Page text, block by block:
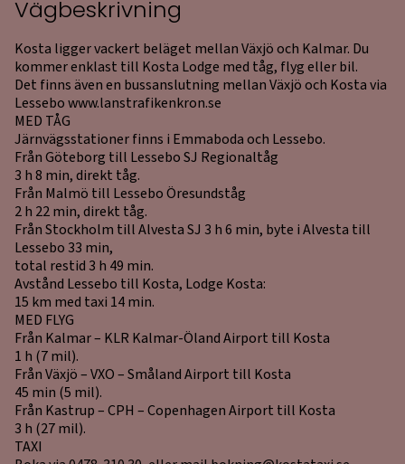
Vägbeskrivning
Kosta ligger vackert beläget mellan Växjö och Kalmar. Du
kommer enklast till Kosta Lodge med tåg, flyg eller bil.
Det finns även en bussanslutning mellan Växjö och Kosta via
Lessebo www.lanstrafikenkron.se
MED TÅG
Järnvägsstationer finns i Emmaboda och Lessebo.
Från Göteborg till Lessebo SJ Regionaltåg
3 h 8 min, direkt tåg.
Från Malmö till Lessebo Öresundståg
2 h 22 min, direkt tåg.
Från Stockholm till Alvesta SJ 3 h 6 min, byte i Alvesta till
Lessebo 33 min,
total restid 3 h 49 min.
Avstånd Lessebo till Kosta, Lodge Kosta:
15 km med taxi 14 min.
MED FLYG
Från Kalmar – KLR Kalmar-Öland Airport till Kosta
1 h (7 mil).
Från Växjö – VXO – Småland Airport till Kosta
45 min (5 mil).
Från Kastrup – CPH – Copenhagen Airport till Kosta
3 h (27 mil).
TAXI